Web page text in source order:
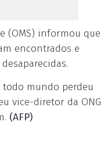
(OMS) informou que
encontrados e
todo mundo perdeu
vice-diretor da ONG
(AFP)